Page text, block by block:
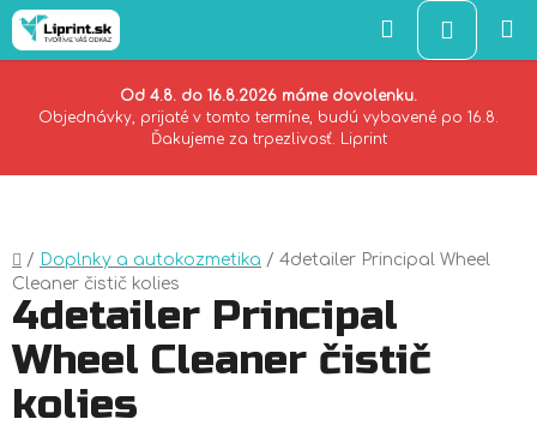
Od 4.8. do 16.8.2026 máme dovolenku.
Objednávky, prijaté v tomto termíne, budú vybavené po 16.8.
Ďakujeme za trpezlivosť. Liprint
Hľadať
KOŠÍK
Domov
/ Doplnky a autokozmetika / 4detailer Principal Wheel
Cleaner čistič kolies
4detailer Principal
Wheel Cleaner čistič
kolies